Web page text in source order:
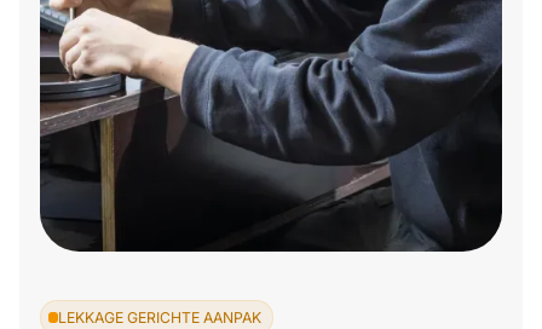
LEKKAGE GERICHTE AANPAK